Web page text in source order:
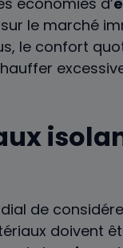
le marché
le confort
de
doivent